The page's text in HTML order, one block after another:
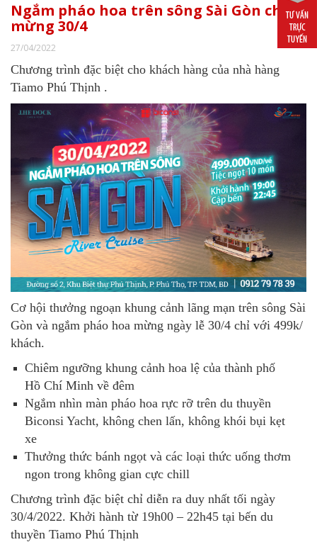
Ngắm pháo hoa trên sông Sài Gòn chào
mừng 30/4
27/04/2022
Chương trình đặc biệt cho khách hàng của nhà hàng
Tiamo Phú Thịnh .
Cơ hội thưởng ngoạn khung cảnh lãng mạn trên sông Sài
Gòn và ngắm pháo hoa mừng ngày lễ 30/4 chỉ với 499k/
khách.
Chiêm ngưỡng khung cảnh hoa lệ của thành phố
Hồ Chí Minh về đêm
Ngắm nhìn màn pháo hoa rực rỡ trên du thuyền
Biconsi Yacht, không chen lấn, không khói bụi kẹt
xe
Thưởng thức bánh ngọt và các loại thức uống thơm
ngon trong không gian cực chill
Chương trình đặc biệt chỉ diễn ra duy nhất tối ngày
30/4/2022. Khởi hành từ 19h00 – 22h45 tại bến du
thuyền Tiamo Phú Thịnh